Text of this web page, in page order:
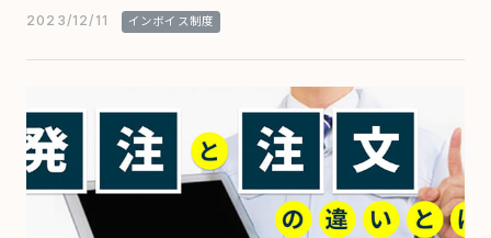
2023/12/11 インボイス制度